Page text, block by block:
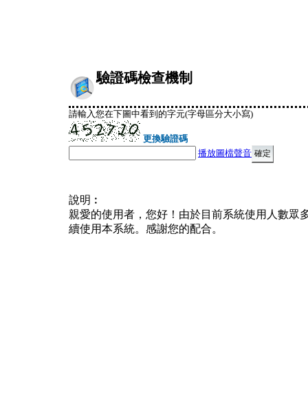
驗證碼檢查機制
請輸入您在下圖中看到的字元(字母區分大小寫)
更換驗證碼
播放圖檔聲音
說明︰
親愛的使用者，您好！由於目前系統使用人數眾
續使用本系統。感謝您的配合。